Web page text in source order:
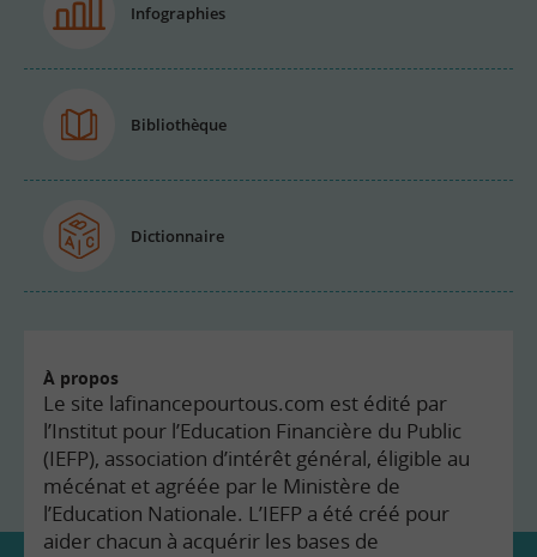
Infographies
Bibliothèque
Dictionnaire
À propos
Le site lafinancepourtous.com est édité par
l’Institut pour l’Education Financière du Public
(IEFP), association d’intérêt général, éligible au
mécénat et agréée par le Ministère de
l’Education Nationale. L’IEFP a été créé pour
aider chacun à acquérir les bases de